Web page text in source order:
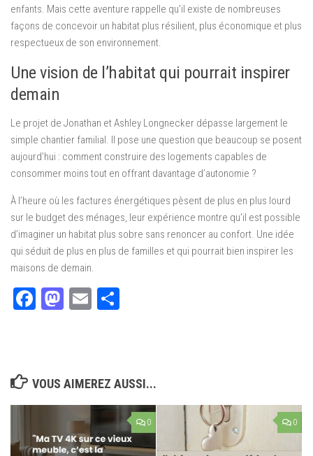
enfants. Mais cette aventure rappelle qu’il existe de nombreuses
façons de concevoir un habitat plus résilient, plus économique et plus
respectueux de son environnement.
Une vision de l’habitat qui pourrait inspirer
demain
Le projet de Jonathan et Ashley Longnecker dépasse largement le
simple chantier familial. Il pose une question que beaucoup se posent
aujourd’hui : comment construire des logements capables de
consommer moins tout en offrant davantage d’autonomie ?
À l’heure où les factures énergétiques pèsent de plus en plus lourd
sur le budget des ménages, leur expérience montre qu’il est possible
d’imaginer un habitat plus sobre sans renoncer au confort. Une idée
qui séduit de plus en plus de familles et qui pourrait bien inspirer les
maisons de demain.
Facebook
Mastodon
Email
VOUS AIMEREZ AUSSI...
0 0